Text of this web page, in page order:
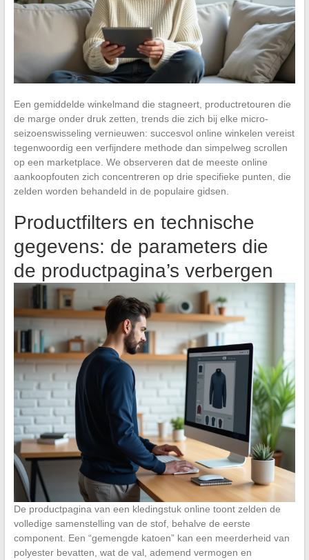
Een gemiddelde winkelmand die stagneert, productretouren die
de marge onder druk zetten, trends die zich bij elke micro-
seizoenswisseling vernieuwen: succesvol online winkelen vereist
tegenwoordig een verfijndere methode dan simpelweg scrollen
op een marketplace. We observeren dat de meeste online
aankoopfouten zich concentreren op drie specifieke punten, die
zelden worden behandeld in de populaire gidsen.
Productfilters en technische
gegevens: de parameters die
de productpagina’s verbergen
De productpagina van een kledingstuk online toont zelden de
volledige samenstelling van de stof, behalve de eerste
component. Een “gemengde katoen” kan een meerderheid van
polyester bevatten, wat de val, ademend vermogen en